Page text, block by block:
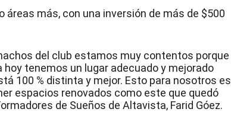
más, con una inversión de más de $500
del club estamos muy contentos porque
tenemos un lugar adecuado y mejorado
100 % distinta y mejor. Esto para nosotros es
espacios renovados como este que quedó
de Sueños de Altavista, Farid Góez.